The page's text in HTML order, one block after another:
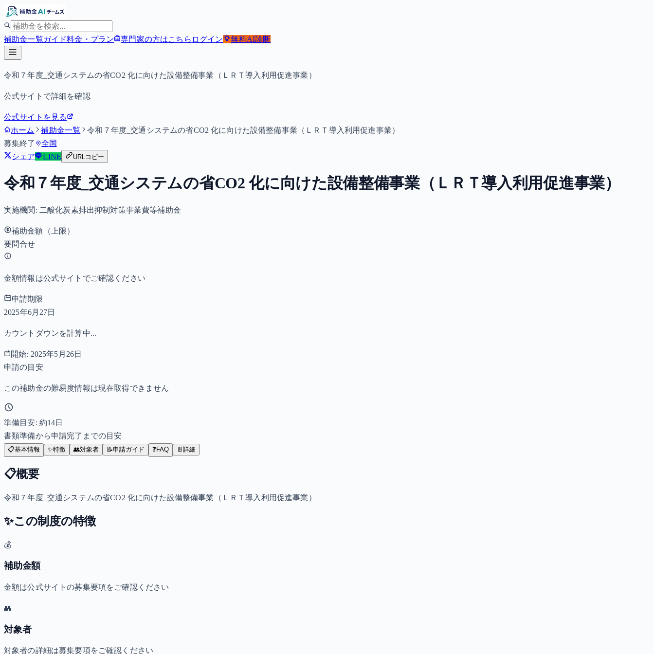
補助金一覧ガイド料金・プラン 専門家の方はこちら ログイン 無料AI診断
令和７年度_交通システムの省CO2 化に向けた設備整備事業（ＬＲＴ導入利用促進事業）
公式サイトで詳細を確認
公式サイトを見る
ホーム
補助金一覧
令和７年度_交通システムの省CO2 化に向けた設備整備事業（ＬＲＴ導入利用促進事業）
募集終了
全国
シェア
LINE URLコピー
令和７年度_交通システムの省CO2 化に向けた設備整備事業（ＬＲＴ導入利用促進事業）
実施機関: 二酸化炭素排出抑制対策事業費等補助金
補助金額（上限）
要問合せ
金額情報は公式サイトでご確認ください
申請期限
2025年6月27日
カウントダウンを計算中...
開始: 2025年5月26日
申請の目安
この補助金の難易度情報は現在取得できません
準備目安: 約14日
書類準備から申請完了までの目安
📋基本情報 ✨特徴 👥対象者 📝申請ガイド ❓FAQ 📄 詳細
📋概要
令和７年度_交通システムの省CO2 化に向けた設備整備事業（ＬＲＴ導入利用促進事業）
✨この制度の特徴
💰
補助金額
金額は公式サイトの募集要項をご確認ください
👥
対象者
対象者の詳細は募集要項をご確認ください